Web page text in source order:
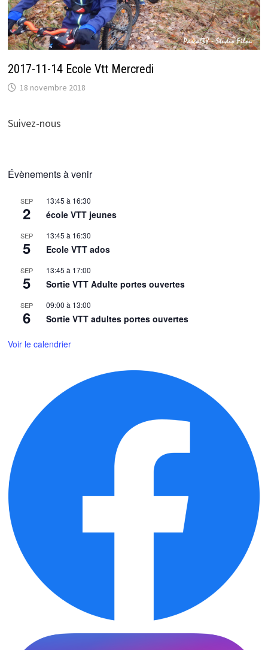
2017-11-14 Ecole Vtt Mercredi
18 novembre 2018
Suivez-nous
Évènements à venir
SEP
2
13:45 à 16:30
école VTT jeunes
SEP
5
13:45 à 16:30
Ecole VTT ados
SEP
5
13:45 à 17:00
Sortie VTT Adulte portes ouvertes
SEP
6
09:00 à 13:00
Sortie VTT adultes portes ouvertes
Voir le calendrier